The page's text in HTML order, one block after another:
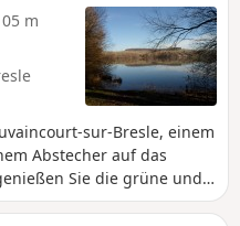
m
sur-Bresle, einem
Abstecher auf das
Sie die grüne und
Sie wandern entlang der